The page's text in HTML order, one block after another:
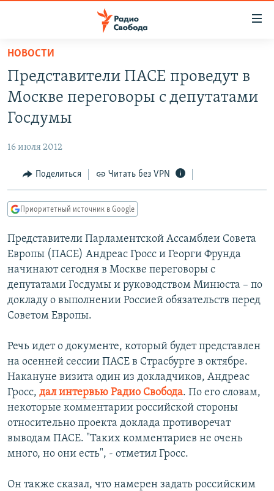
упрощенного
доступа
Вернуться
основному
Вернутся
Вернутся
поиску
ПОДКАСТЫ
АВТОРСКИЕ ПРОЕКТЫ
МНЕНИЯ
КУЛЬТУРА
КАВКАЗ.РЕАЛИИ
СЕВЕР.РЕАЛИИ
СИБИРЬ.РЕАЛИИ
РАСПИСАНИЕ ВЕЩАНИЯ
ПОДПИШИТЕСЬ НА РАССЫЛКУ
СОЦИАЛЬНЫЕ СЕТИ
Все сайты РСЕ/РС
НОВОСТИ
Представители ПАСЕ проведут в
Москве переговоры с депутатами
Госдумы
16 июля 2012
Поделиться Читать без VPN
Приоритетный источник в Google
Представители Парламентской Ассамблеи Совета
Европы (ПАСЕ) Андреас Гросс и Георги Фрунда
начинают сегодня в Москве переговоры с
депутатами Госдумы и руководством Минюста – по
докладу о выполнении Россией обязательств перед
Советом Европы.
Речь идет о документе, который будет представлен
на осенней сессии ПАСЕ в Страсбурге в октябре.
Накануне визита один из докладчиков, Андреас
Гросс, дал интервью Радио Свобода. По его словам,
некоторые комментарии российской стороны
относительно проекта доклада противоречат
выводам ПАСЕ. "Таких комментариев не очень
много, но они есть", - отметил Гросс.
Он также сказал, что намерен задать российским